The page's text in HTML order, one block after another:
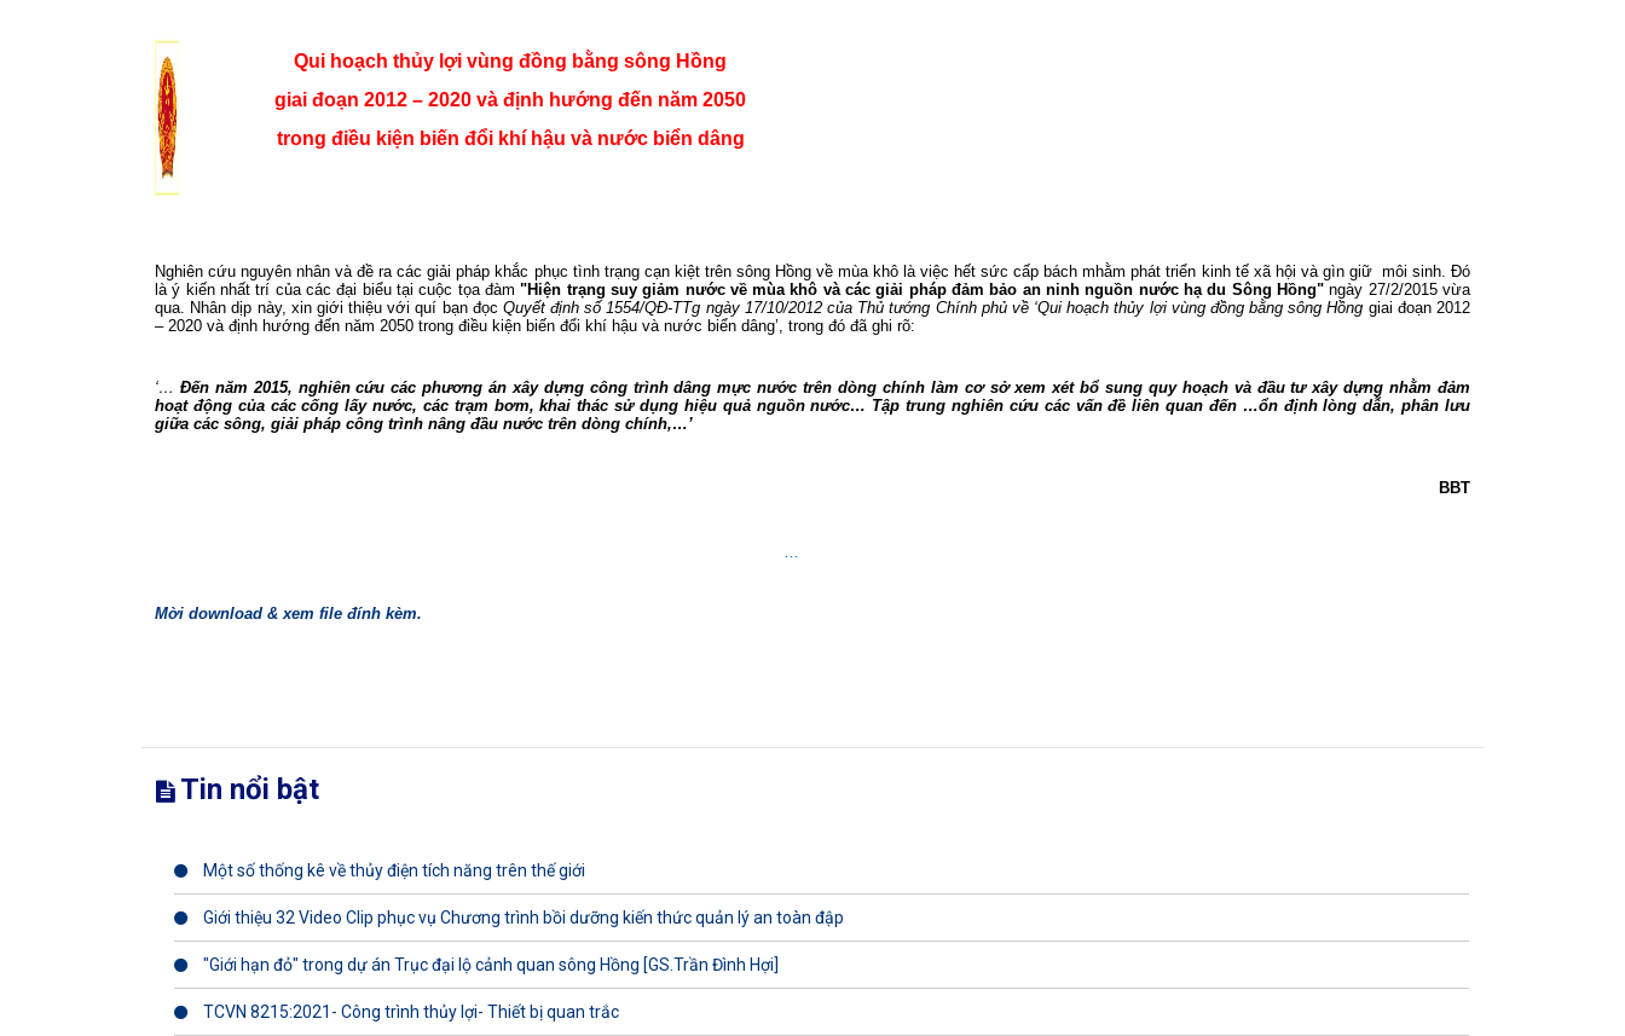
Qui hoạch thủy lợi vùng đồng bằng sông Hồng
giai đoạn 2012 – 2020 và định hướng đến năm 2050
trong điều kiện biến đổi khí hậu và nước biển dâng
Nghiên cứu nguyên nhân và đề ra các giải pháp khắc phục tình trạng cạn kiệt trên sông Hồng về mùa khô là việc hết sức cấp bách mhằm phát triển kinh tế xã hội và gìn giữ môi sinh. Đó
là ý kiến nhất trí của các đại biểu tại cuộc tọa đàm"Hiện trạng suy giảm nước về mùa khô và các giải pháp đảm bảo an ninh nguồn nước hạ du Sông Hồng"ngày 27/2/2015 vừa
qua. Nhân dịp này, xin giới thiệu với quí bạn đọc Quyết định số 1554/QĐ-TTg ngày 17/10/2012 của Thủ tướng Chính phủ về ‘Qui hoạch thủy lợi vùng đồng bằng sông Hồng giai đoạn 2012
– 2020 và định hướng đến năm 2050 trong điều kiện biến đổi khí hậu và nước biển dâng’, trong đó đã ghi rõ:
‘… Đến năm 2015, nghiên cứu các phương án xây dựng công trình dâng mực nước trên dòng chính làm cơ sở xem xét bổ sung quy hoạch và đầu tư xây dựng nhằm đảm
hoạt động của các cống lấy nước, các trạm bơm, khai thác sử dụng hiệu quả nguồn nước… Tập trung nghiên cứu các vấn đề liên quan đến …ổn định lòng dẫn, phân lưu
giữa các sông, giải pháp công trình nâng đầu nước trên dòng chính,…’
BBT
…
Mời download & xem file đính kèm.
Tin nổi bật
Một số thống kê về thủy điện tích năng trên thế giới
Giới thiệu 32 Video Clip phục vụ Chương trình bồi dưỡng kiến thức quản lý an toàn đập
"Giới hạn đỏ" trong dự án Trục đại lộ cảnh quan sông Hồng [GS.Trần Đình Hợi]
TCVN 8215:2021- Công trình thủy lợi- Thiết bị quan trắc